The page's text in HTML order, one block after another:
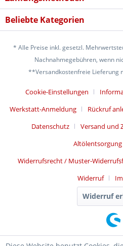
Beliebte Kategorien
* Alle Preise inkl. gesetzl.
Nachnahmegebühren, wenn
**Versandkostenfreie Lieferung
Cookie-Einstellungen
Werkstatt-Anmeldung
Rückruf
Datenschutz
Versand und
Altölentsorgung
Widerrufsrecht / Muster-
Widerruf
Widerruf